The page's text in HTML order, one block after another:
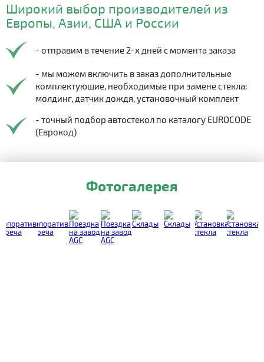
Широкий выбор производителей из
Европы, Азии, США и России
- отправим в течение 2-х дней с момента заказа
- мы можем включить в заказ дополнительные
комплектующие, необходимые при замене стекла:
молдинг, датчик дождя, установочный комплект
- точный подбор автостекол по каталогу EUROCODE
(Еврокод)
Фотогалерея